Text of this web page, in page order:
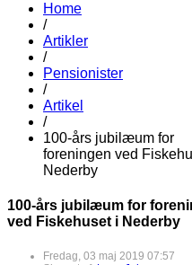
Home
/
Artikler
/
Pensionister
/
Artikel
/
100-års jubilæum for
foreningen ved
Nederby
100-års jubilæum for
ved Fiskehuset i Nederby
Fredag, 03 maj 2019 07:57